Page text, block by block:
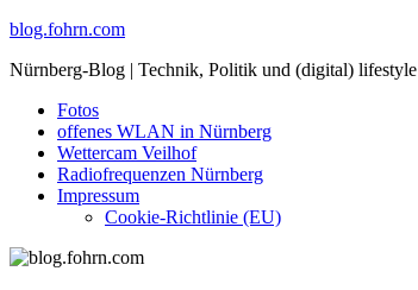
Skip
content
blog.fohrn.com
Nürnberg-Blog | Technik, Politik und (digital) lifestyle
Fotos
offenes WLAN in Nürnberg
Wettercam Veilhof
Radiofrequenzen Nürnberg
Impressum
Cookie-Richtlinie (EU)